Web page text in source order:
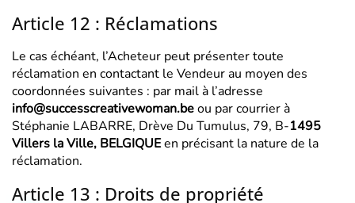
Article 12 : Réclamations
Le cas échéant, l’Acheteur peut présenter toute
réclamation en contactant le Vendeur au moyen des
coordonnées suivantes : par mail à l’adresse
info@successcreativewoman.beou par courrier à
Stéphanie LABARRE, Drève Du Tumulus, 79, B-1495
Villers la Ville, BELGIQUEen précisant la nature de la
réclamation.
Article 13 : Droits de propriété